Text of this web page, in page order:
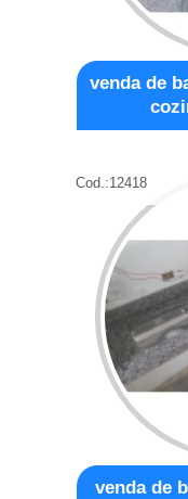
venda de
Cod.:12418
venda de